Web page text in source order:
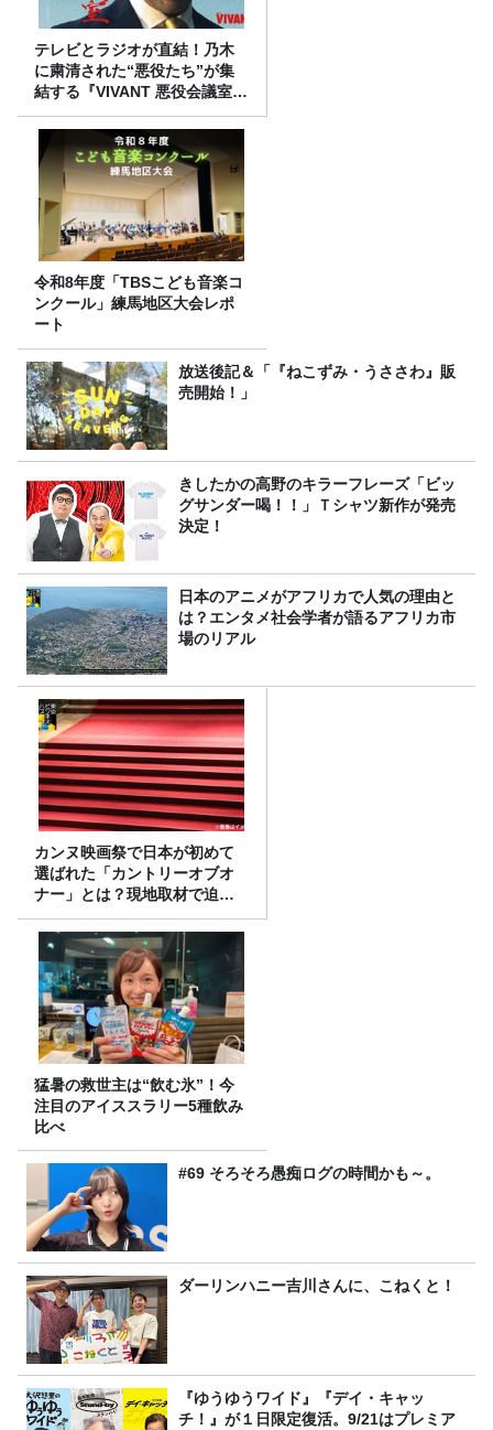
テレビとラジオが直結！乃木
に粛清された“悪役たち”が集
結する『VIVANT 悪役会議室』
7/26(日)23時スタート！
令和8年度「TBSこども音楽コ
ンクール」練馬地区大会レポ
ート
放送後記＆「『ねこずみ・うささわ』販
売開始！」
きしたかの高野のキラーフレーズ「ビッ
グサンダー喝！！」Ｔシャツ新作が発売
決定！
日本のアニメがアフリカで人気の理由と
は？エンタメ社会学者が語るアフリカ市
場のリアル
カンヌ映画祭で日本が初めて
選ばれた「カントリーオブオ
ナー」とは？現地取材で迫る
選出の意味
猛暑の救世主は“飲む氷”！今
注目のアイススラリー5種飲み
比べ
#69 そろそろ愚痴ログの時間かも～。
ダーリンハニー吉川さんに、こねくと！
『ゆうゆうワイド』『デイ・キャッ
チ！』が１日限定復活。9/21はプレミア